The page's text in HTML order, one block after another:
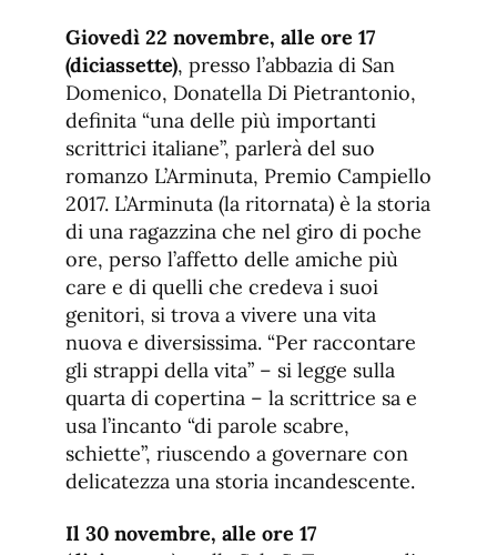
Giovedì 22 novembre, alle ore 17
(diciassette), presso l’abbazia di San
Domenico, Donatella Di Pietrantonio,
definita “una delle più importanti
scrittrici italiane”, parlerà del suo
romanzo L’Arminuta, Premio Campiello
2017. L’Arminuta (la ritornata) è la storia
di una ragazzina che nel giro di poche
ore, perso l’affetto delle amiche più
care e di quelli che credeva i suoi
genitori, si trova a vivere una vita
nuova e diversissima. “Per raccontare
gli strappi della vita” – si legge sulla
quarta di copertina – la scrittrice sa e
usa l’incanto “di parole scabre,
schiette”, riuscendo a governare con
delicatezza una storia incandescente.
Il 30 novembre, alle ore 17